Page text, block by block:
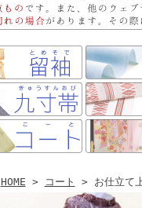
HOME > コート > お仕立て